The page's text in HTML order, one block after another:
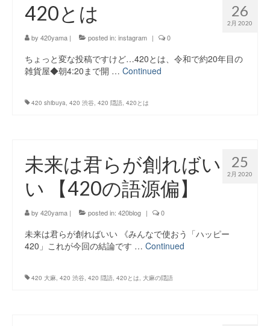
26
2月 2020
420とは
by 420yama | posted in: instagram | 0
ちょっと変な投稿ですけど…420とは、令和で約20年目の
雑貨屋◆朝4:20まで開 … Continued
420 shibuya 420 渋谷 420 隠語 420とは
25
2月 2020
未来は君らが創ればい
い 【420の語源偏】
by 420yama | posted in: 420blog | 0
未来は君らが創ればいい 《みんなで使おう「ハッピー
420」これが今回の結論です … Continued
420 大麻 420 渋谷 420 隠語 420とは 大麻の隠語